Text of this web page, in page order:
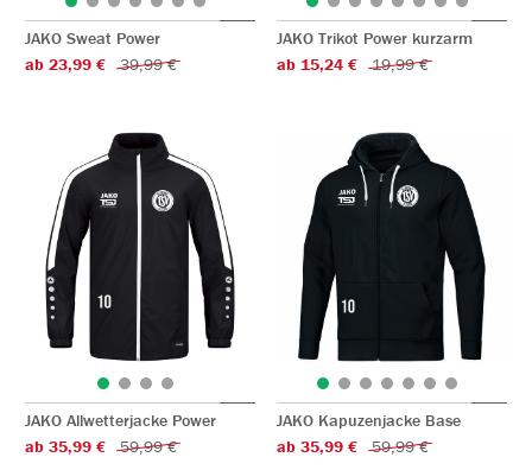
JAKO Sweat Power
ab 23,99 €
39,99 €
JAKO Trikot Power kurzarm
ab 15,24 €
19,99 €
JAKO Allwetterjacke Power
ab 35,99 €
59,99 €
JAKO Kapuzenjacke Base
ab 35,99 €
59,99 €